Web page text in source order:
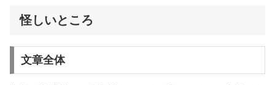
怪しいところ
文章全体